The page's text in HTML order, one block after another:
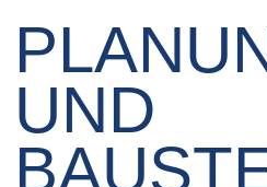
UND